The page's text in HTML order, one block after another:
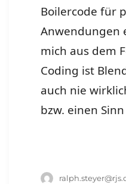
Boilercode für
Anwendungen
mich aus dem
Coding ist
auch nie
bzw. einen
Autor